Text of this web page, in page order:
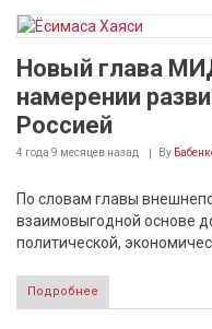
Новый глава
намерении
Россией
4 года 9 месяцев назад By
По словам главы
взаимовыгодной основе
политической,
Подробнее